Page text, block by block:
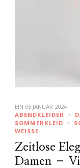
EIN 06 JANUAR 2024
ABENDKLEIDER
SOMMERKLEID
WEISSE
Zeitlose
Damen –